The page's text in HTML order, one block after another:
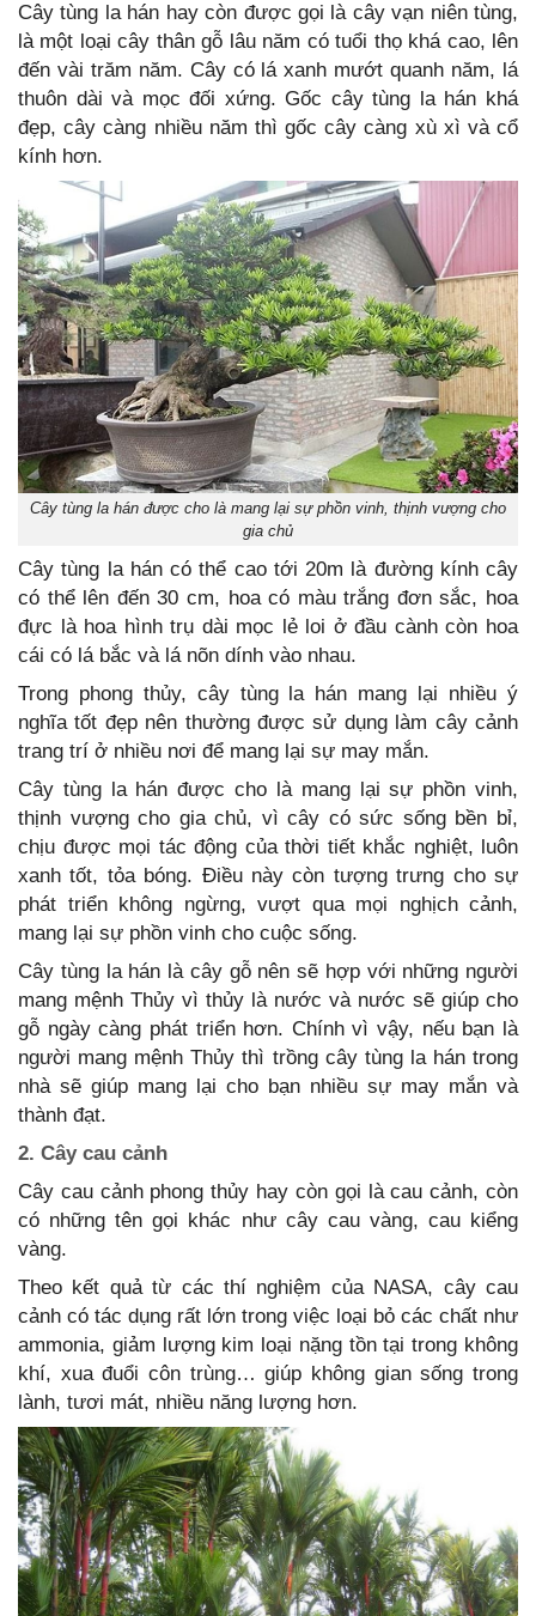
Cây tùng la hán hay còn được gọi là cây vạn niên tùng,
là một loại cây thân gỗ lâu năm có tuổi thọ khá cao, lên
đến vài trăm năm. Cây có lá xanh mướt quanh năm, lá
thuôn dài và mọc đối xứng. Gốc cây tùng la hán khá
đẹp, cây càng nhiều năm thì gốc cây càng xù xì và cổ
kính hơn.
Cây tùng la hán được cho là mang lại sự phồn vinh, thịnh vượng cho
gia chủ
Cây tùng la hán có thể cao tới 20m là đường kính cây
có thể lên đến 30 cm, hoa có màu trắng đơn sắc, hoa
đực là hoa hình trụ dài mọc lẻ loi ở đầu cành còn hoa
cái có lá bắc và lá nõn dính vào nhau.
Trong phong thủy, cây tùng la hán mang lại nhiều ý
nghĩa tốt đẹp nên thường được sử dụng làm cây cảnh
trang trí ở nhiều nơi để mang lại sự may mắn.
Cây tùng la hán được cho là mang lại sự phồn vinh,
thịnh vượng cho gia chủ, vì cây có sức sống bền bỉ,
chịu được mọi tác động của thời tiết khắc nghiệt, luôn
xanh tốt, tỏa bóng. Điều này còn tượng trưng cho sự
phát triển không ngừng, vượt qua mọi nghịch cảnh,
mang lại sự phồn vinh cho cuộc sống.
Cây tùng la hán là cây gỗ nên sẽ hợp với những người
mang mệnh Thủy vì thủy là nước và nước sẽ giúp cho
gỗ ngày càng phát triển hơn. Chính vì vậy, nếu bạn là
người mang mệnh Thủy thì trồng cây tùng la hán trong
nhà sẽ giúp mang lại cho bạn nhiều sự may mắn và
thành đạt.
2. Cây cau cảnh
Cây cau cảnh phong thủy hay còn gọi là cau cảnh, còn
có những tên gọi khác như cây cau vàng, cau kiểng
vàng.
Theo kết quả từ các thí nghiệm của NASA, cây cau
cảnh có tác dụng rất lớn trong việc loại bỏ các chất như
ammonia, giảm lượng kim loại nặng tồn tại trong không
khí, xua đuổi côn trùng… giúp không gian sống trong
lành, tươi mát, nhiều năng lượng hơn.